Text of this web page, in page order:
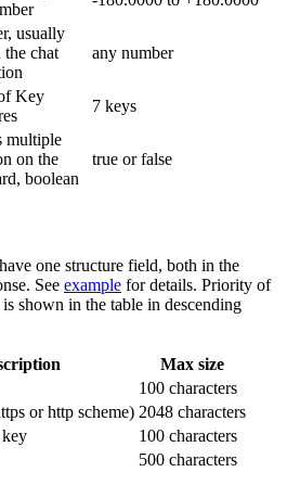
usually
the chat
any number
Key
7 keys
multiple
on the
boolean
true or false
one structure field, both in the
See example for details. Priority of
shown in the table in descending
Max size
100 characters
or http scheme) 2048 characters
100 characters
500 characters